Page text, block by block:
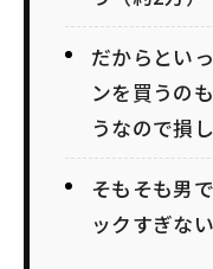
だからとい
ンを買うの
うなので損
そもそも男
ックすぎな